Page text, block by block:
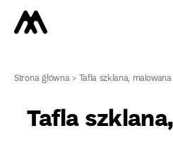
Strona główna>Tafla szklana, malowana
Tafla